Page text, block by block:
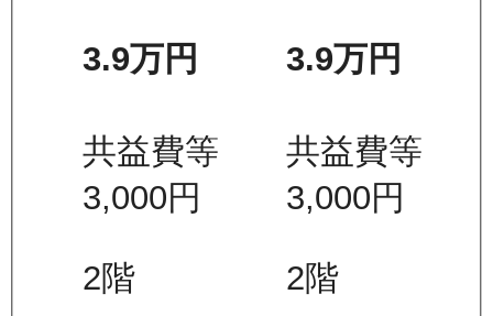
3.9万円
共益費等
3,000円
2階
3.9万円
共益費等
3,000円
2階